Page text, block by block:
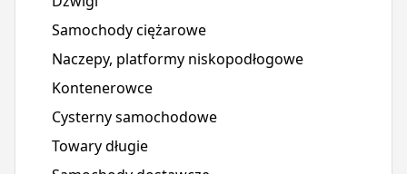
Samochody ciężarowe
Naczepy, platformy niskopodłogowe
Kontenerowce
Cysterny samochodowe
Towary długie